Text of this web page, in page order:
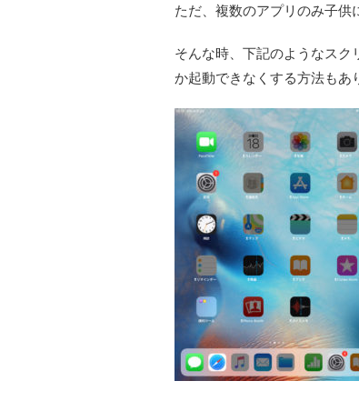
ただ、複数のアプリのみ子供
そんな時、下記のようなスク
か起動できなくする方法もあ